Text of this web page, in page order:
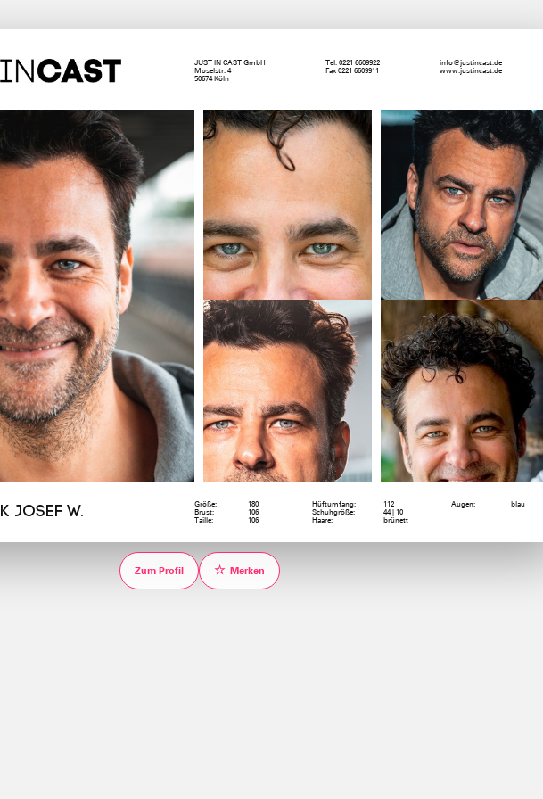
JUST IN CAST GmbH
Moselstr. 4
50674 Köln
Tel. 0221 6609922
Fax 0221 6609911
info@justincast.de
www.justincast.de
Josef W. Größe: 180 Hüftumfang: 112 Augen:
blau
Brust:
106 Schuhgröße:
44 | 10
Taille:
106 Haare: brünett
Zum Profil ☆ Merken